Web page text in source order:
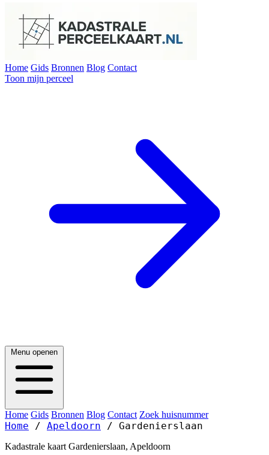
Home Gids Bronnen Blog Contact
Toon mijn perceel
Menu openen
Home Gids Bronnen Blog Contact Zoek huisnummer
Home / Apeldoorn / Gardenierslaan
Kadastrale kaart Gardenierslaan, Apeldoorn